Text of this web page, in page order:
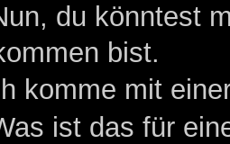
du könntest
bist.
komme mit
ist das für